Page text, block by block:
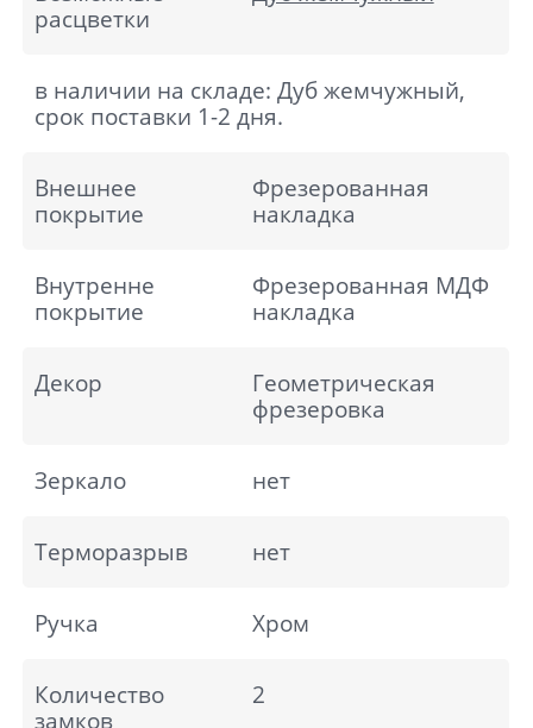
расцветки
в наличии на складе: Дуб жемчужный,
срок поставки 1-2 дня.
Внешнее
покрытие
Фрезерованная
накладка
Внутренне
покрытие
Фрезерованная МДФ
накладка
Декор
Геометрическая
фрезеровка
Зеркало нет
Терморазрыв нет
Ручка Хром
Количество
замков
2